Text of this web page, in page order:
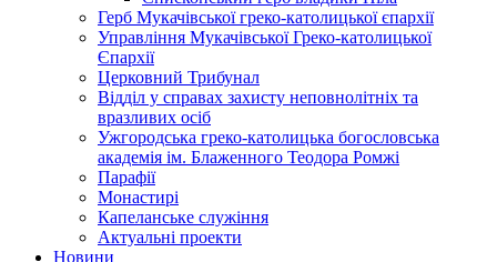
Герб Мукачівської греко-католицької єпархії
Управління Мукачівської Греко-католицької
Єпархії
Церковний Трибунал
Відділ у справах захисту неповнолітніх та
вразливих осіб
Ужгородська греко-католицька богословська
академія ім. Блаженного Теодора Ромжі
Парафії
Монастирі
Капеланське служіння
Актуальні проекти
Новини